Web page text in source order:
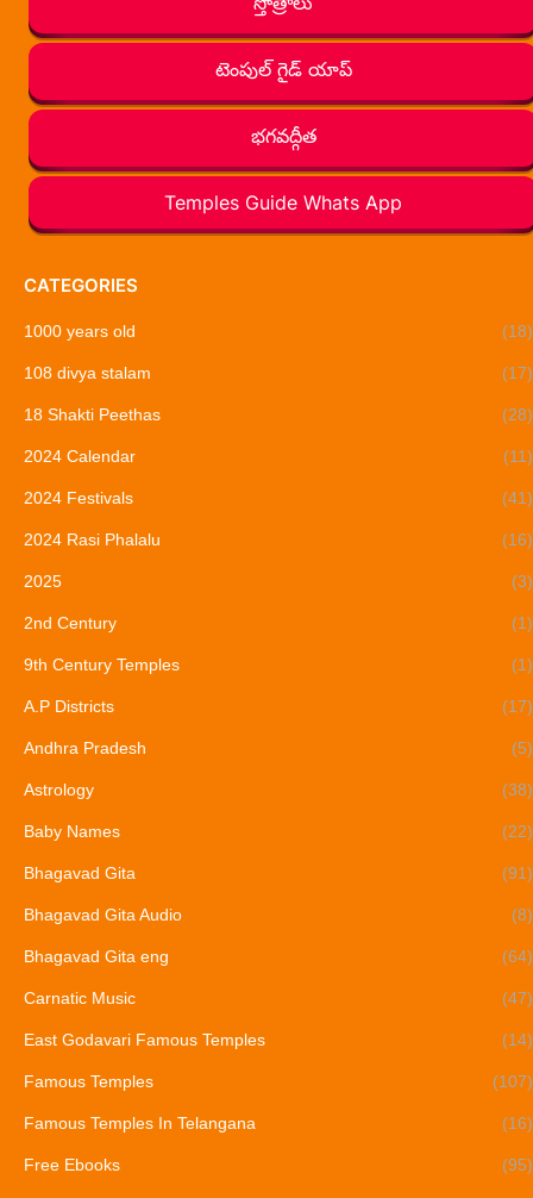
టెంపుల్ గైడ్ యాప్
భగవద్గీత
Temples Guide Whats App
CATEGORIES
1000 years old (18)
108 divya stalam (17)
18 Shakti Peethas (28)
2024 Calendar (11)
2024 Festivals (41)
2024 Rasi Phalalu (16)
2025 (3)
2nd Century (1)
9th Century Temples (1)
A.P Districts (17)
Andhra Pradesh (5)
Astrology (38)
Baby Names (22)
Bhagavad Gita (91)
Bhagavad Gita Audio (8)
Bhagavad Gita eng (64)
Carnatic Music (47)
East Godavari Famous Temples (14)
Famous Temples (107)
Famous Temples In Telangana (16)
Free Ebooks (95)